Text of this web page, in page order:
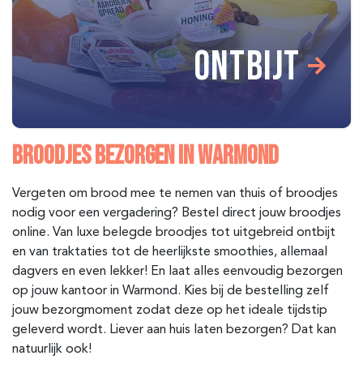
ONTBIJT
BROODJES BEZORGEN IN WARMOND
Vergeten om brood mee te nemen van thuis of broodjes
nodig voor een vergadering? Bestel direct jouw broodjes
online. Van luxe belegde broodjes tot uitgebreid ontbijt
en van traktaties tot de heerlijkste smoothies, allemaal
dagvers en even lekker! En laat alles eenvoudig bezorgen
op jouw kantoor in Warmond. Kies bij de bestelling zelf
jouw bezorgmoment zodat deze op het ideale tijdstip
geleverd wordt. Liever aan huis laten bezorgen? Dat kan
natuurlijk ook!